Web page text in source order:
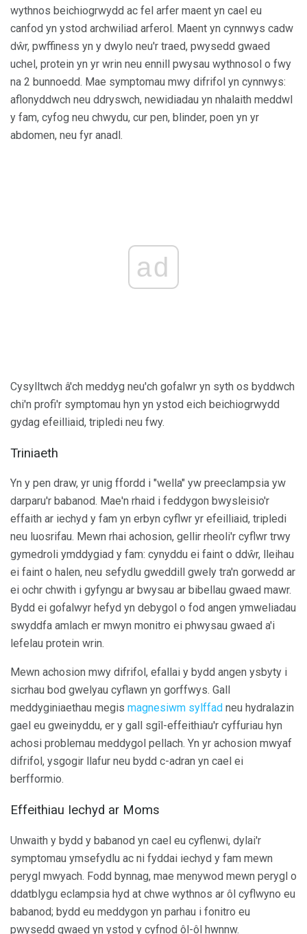
wythnos beichiogrwydd ac fel arfer maent yn cael eu
canfod yn ystod archwiliad arferol. Maent yn cynnwys cadw
dŵr, pwffiness yn y dwylo neu'r traed, pwysedd gwaed
uchel, protein yn yr wrin neu ennill pwysau wythnosol o fwy
na 2 bunnoedd. Mae symptomau mwy difrifol yn cynnwys:
aflonyddwch neu ddryswch, newidiadau yn nhalaith meddwl
y fam, cyfog neu chwydu, cur pen, blinder, poen yn yr
abdomen, neu fyr anadl.
ad
Cysylltwch â'ch meddyg neu'ch gofalwr yn syth os byddwch
chi'n profi'r symptomau hyn yn ystod eich beichiogrwydd
gydag efeilliaid, tripledi neu fwy.
Triniaeth
Yn y pen draw, yr unig ffordd i "wella" yw preeclampsia yw
darparu'r babanod. Mae'n rhaid i feddygon bwysleisio'r
effaith ar iechyd y fam yn erbyn cyflwr yr efeilliaid, tripledi
neu luosrifau. Mewn rhai achosion, gellir rheoli'r cyflwr trwy
gymedroli ymddygiad y fam: cynyddu ei faint o ddŵr, lleihau
ei faint o halen, neu sefydlu gweddill gwely tra'n gorwedd ar
ei ochr chwith i gyfyngu ar bwysau ar bibellau gwaed mawr.
Bydd ei gofalwyr hefyd yn debygol o fod angen ymweliadau
swyddfa amlach er mwyn monitro ei phwysau gwaed a'i
lefelau protein wrin.
Mewn achosion mwy difrifol, efallai y bydd angen ysbyty i
sicrhau bod gwelyau cyflawn yn gorffwys. Gall
meddyginiaethau megis magnesiwm sylffad neu hydralazin
gael eu gweinyddu, er y gall sgîl-effeithiau'r cyffuriau hyn
achosi problemau meddygol pellach. Yn yr achosion mwyaf
difrifol, ysgogir llafur neu bydd c-adran yn cael ei
berfformio.
Effeithiau Iechyd ar Moms
Unwaith y bydd y babanod yn cael eu cyflenwi, dylai'r
symptomau ymsefydlu ac ni fyddai iechyd y fam mewn
perygl mwyach. Fodd bynnag, mae menywod mewn perygl o
ddatblygu eclampsia hyd at chwe wythnos ar ôl cyflwyno eu
babanod; bydd eu meddygon yn parhau i fonitro eu
pwysedd gwaed yn ystod y cyfnod ôl-ôl hwnnw.